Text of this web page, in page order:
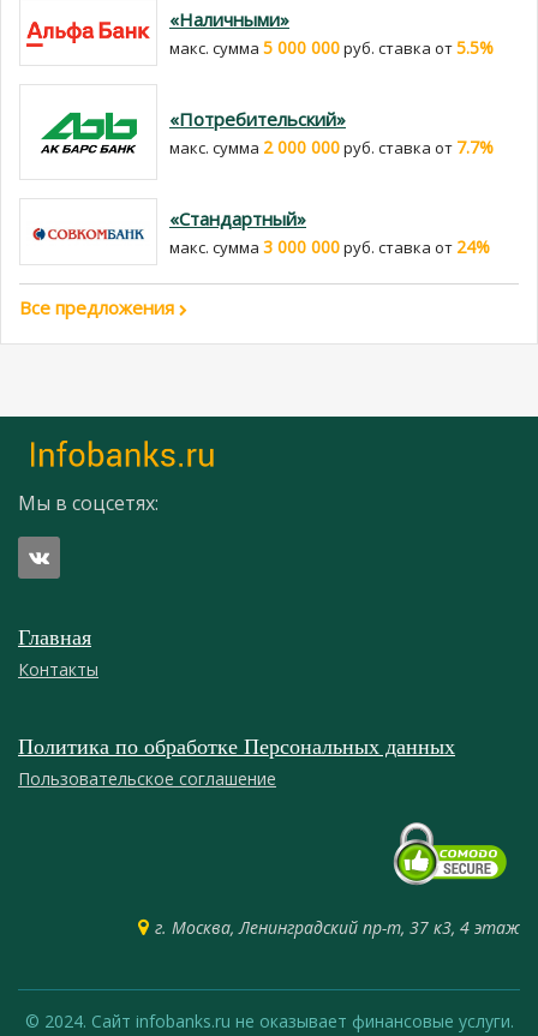
«Наличными»
макс. сумма 5 000 000руб. cтавка от5.5%
«Потребительский»
макс. сумма 2 000 000руб. cтавка от 7.7%
«Стандартный»
макс. сумма 3 000 000руб. cтавка от 24%
Все предложения
Мы в соцсетях:
Главная
Контакты
Политика по обработке Персональных данных
Пользовательское соглашение
г. Москва, Ленинградский пр-т, 37 к3, 4 этаж
© 2024. Сайт infobanks.ru не оказывает финансовые услуги.